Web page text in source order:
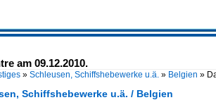
am 09.12.2010.
» Schleusen, Schiffshebewerke u.ä. » Belgien »
Schiffshebewerke u.ä. / Belgien